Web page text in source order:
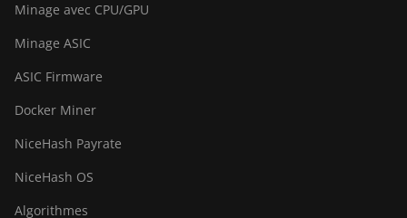
Minage avec CPU/GPU
Minage ASIC
ASIC Firmware
Docker Miner
NiceHash Payrate
NiceHash OS
Algorithmes